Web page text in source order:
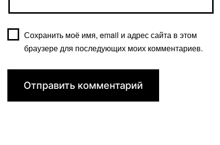
Сохранить моё имя, email и адрес сайта в этом
браузере для последующих моих комментариев.